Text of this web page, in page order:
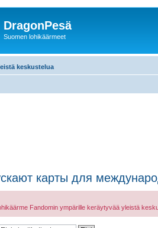
DragonPesä
Suomen lohikäärmeet
keskustelua
карты для
Fandomin ympärille keräytyvää yleistä